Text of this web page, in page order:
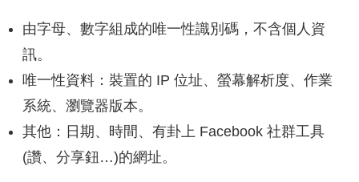
由字母、數字組成的唯一性識別碼，不含個人資
訊。
唯一性資料：裝置的 IP 位址、螢幕解析度、作業
系統、瀏覽器版本。
其他：日期、時間、有卦上 Facebook 社群工具
(讚、分享鈕…)的網址。